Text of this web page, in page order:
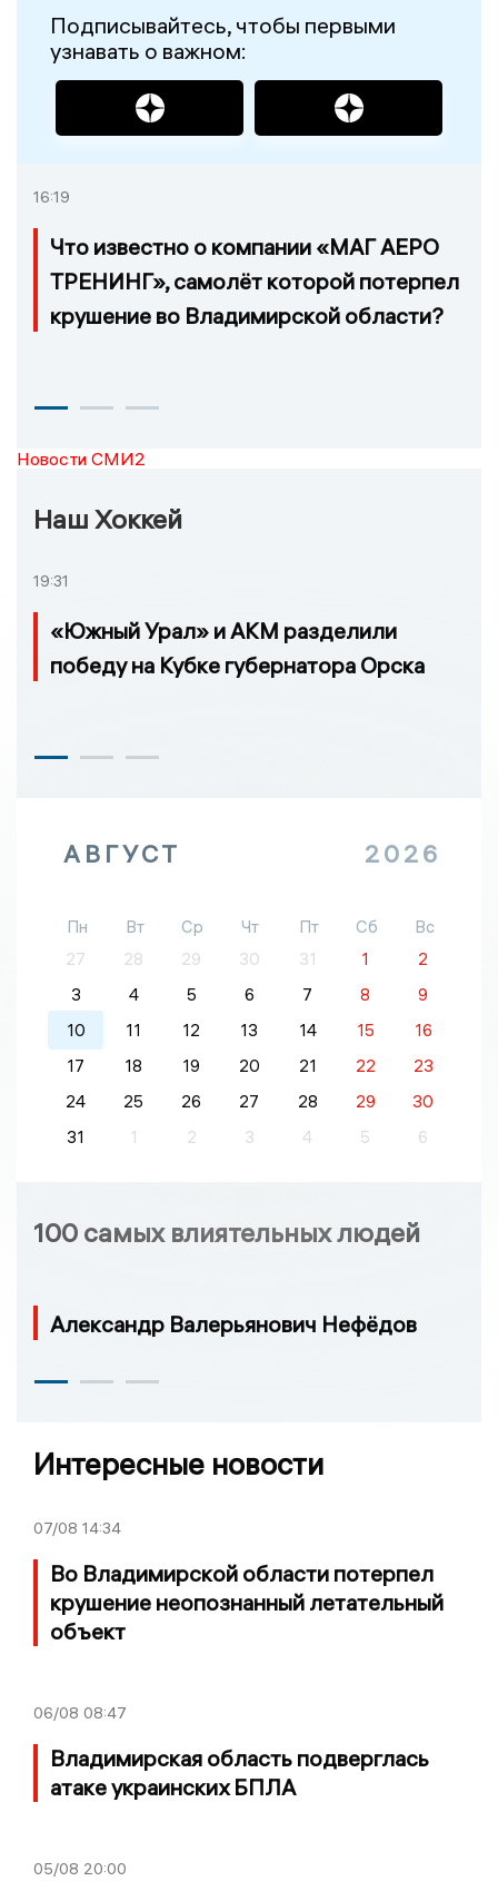
Подписывайтесь, чтобы первыми
узнавать о важном:
16:19
Что известно о компании «МАГ АЕРО
ТРЕНИНГ», самолёт которой потерпел
крушение во Владимирской области?
Новости СМИ2
Наш Хоккей
19:31
«Южный Урал» и АКМ разделили
победу на Кубке губернатора Орска
АВГУСТ 2026
Пн Вт Ср Чт Пт Сб
Вс
27
28 29 30 31 1
2
3
4 5 6 7 8
9
10
11 12 13 14 15
16
17
18 19 20 21 22
23
24
25 26 27 28 29
30
31
1 2 3 4 5 6
100 самых влиятельных людей
Александр Валерьянович Нефёдов
Интересные новости
07/08 14:34
Во Владимирской области потерпел
крушение неопознанный летательный
объект
06/08 08:47
Владимирская область подверглась
атаке украинских БПЛА
05/08 20:00